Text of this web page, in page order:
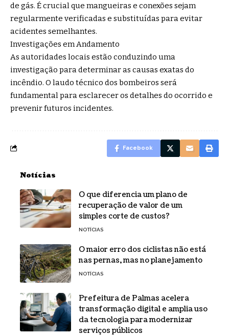
de gás. É crucial que mangueiras e conexões sejam
regularmente verificadas e substituídas para evitar
acidentes semelhantes.
Investigações em Andamento
As autoridades locais estão conduzindo uma
investigação para determinar as causas exatas do
incêndio. O laudo técnico dos bombeiros será
fundamental para esclarecer os detalhes do ocorrido e
prevenir futuros incidentes.
Facebook
Notícias
O que diferencia um plano de
recuperação de valor de um
simples corte de custos?
NOTÍCIAS
O maior erro dos ciclistas não está
nas pernas, mas no planejamento
NOTÍCIAS
Prefeitura de Palmas acelera
transformação digital e amplia uso
da tecnologia para modernizar
serviços públicos